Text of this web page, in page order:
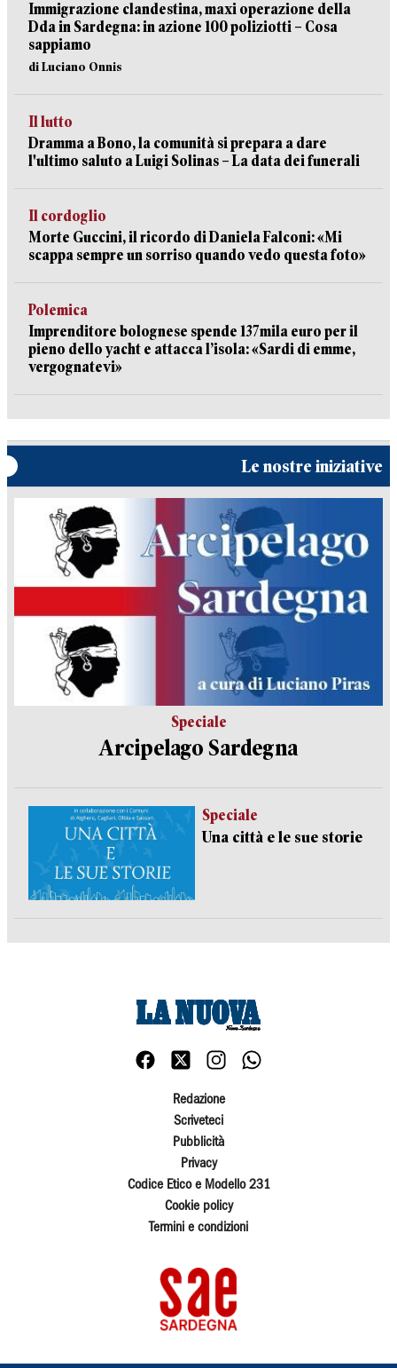
Immigrazione clandestina, maxi operazione della
Dda in Sardegna: in azione 100 poliziotti – Cosa
sappiamo
di Luciano Onnis
Il lutto
Dramma a Bono, la comunità si prepara a dare
l'ultimo saluto a Luigi Solinas – La data dei funerali
Il cordoglio
Morte Guccini, il ricordo di Daniela Falconi: «Mi
scappa sempre un sorriso quando vedo questa foto»
Polemica
Imprenditore bolognese spende 137mila euro per il
pieno dello yacht e attacca l’isola: «Sardi di emme,
vergognatevi»
Le nostre iniziative
Speciale
Arcipelago Sardegna
Speciale
Una città e le sue storie
Redazione
Scriveteci
Pubblicità
Privacy
Codice Etico e Modello 231
Cookie policy
Termini e condizioni